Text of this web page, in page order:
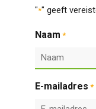
"*" geeft
Naam *
E-mailadres *